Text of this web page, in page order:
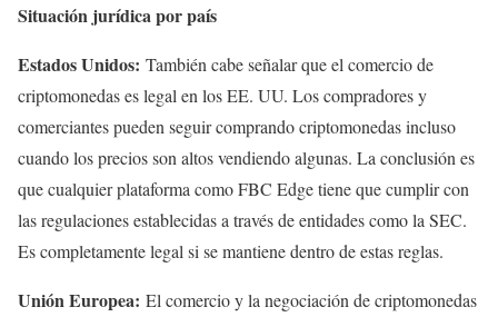
Situación jurídica por país
Estados Unidos: También cabe señalar que el comercio de
criptomonedas es legal en los EE. UU. Los compradores y
comerciantes pueden seguir comprando criptomonedas incluso
cuando los precios son altos vendiendo algunas. La conclusión es
que cualquier plataforma como FBC Edge tiene que cumplir con
las regulaciones establecidas a través de entidades como la SEC.
Es completamente legal si se mantiene dentro de estas reglas.
Unión Europea: El comercio y la negociación de criptomonedas